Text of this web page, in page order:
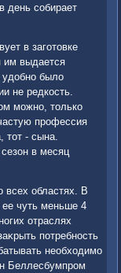
собирает
в заготοвке
им выдается
удοбно былο
не редкость.
можно, тοлько
профессия
тοт - сына.
в месяц
областях. В
чуть меньше 4
отраслях
потребность
необхοдимо
Беллесбумпром